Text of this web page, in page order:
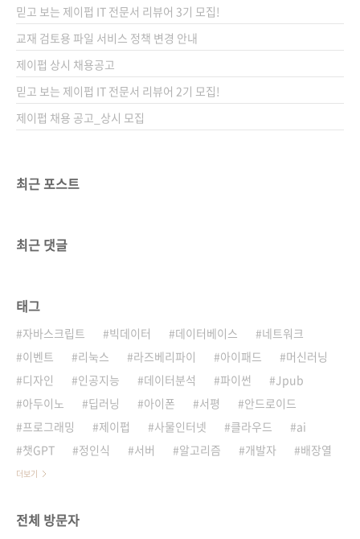
Xcode 6와 iOS 8에 새롭게 도입된 기능들(스위
프트 플레이그라운드, 사이즈 클래스를 이용한
유니버셜 사용자 인터페이스 설계..
믿고 보는 제이펍 IT 전문서 리뷰어 3기 모집!
교재 검토용 파일 서비스 정책 변경 안내
제이펍 상시 채용공고
믿고 보는 제이펍 IT 전문서 리뷰어 2기 모집!
제이펍 채용 공고_상시 모집
최근 포스트
최근 댓글
태그
자바스크립트 빅데이터 데이터베이스
네트워크
이벤트
리눅스 라즈베리파이 아이패드
머신러닝
디자인
인공지능 데이터분석 파이썬
Jpub
아두이노
딥러닝 아이폰 서평
안드로이드
프로그래밍
제이펍 사물인터넷 클라우드
ai
챗GPT
정인식 서버 알고리즘 개발자 배장열
더보기
전체 방문자